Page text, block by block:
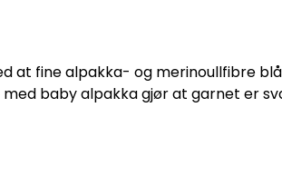
at fine alpakka- og merinoullfibre
baby alpakka gjør at garnet er